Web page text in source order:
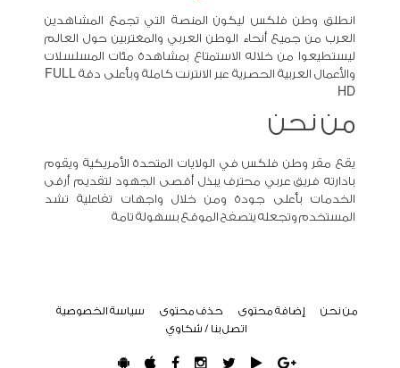
انطلق وطن فلكس ليكون المنصة التي تجمع المشاهدين
العرب من جميع أنحاء الوطن العربي والمغتربين حول العالم
ليستطيعوا من خلاله الاستمتاع بمشاهدة مئات المسلسلات
والأعمال العربية الحصرية عبر الانترنت كاملة وبأعلى دقة FULL
HD
من نحن
يقع مقر وطن فلكس في الولايات المتحدة الأمريكية ويقوم
بادارته فريق عربي محترف يبذل أقصى الجهود لتقديم أرقى
الخدمات بأعلى جودة ومن خلال واجهات تفاعلية تشد
المستخدم وتجعله يتصفح الموقع بسهولة تامة
من نحن إضافة محتوى حذف محتوى
سياسة الخصوصية
اتصل بنا / شكاوي